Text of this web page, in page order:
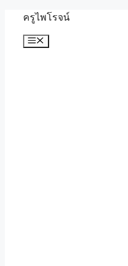
content
ครูไพโรจน์
Menu